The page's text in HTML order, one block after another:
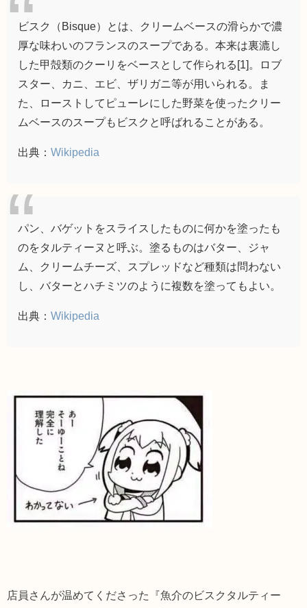
ビスク（Bisque）とは、クリームベースの滑らかで濃
厚な味わいのフランスのスープである。本来は裏漉し
した甲殻類のクーリをベースとして作られる[1]。ロブ
スター、カニ、エビ、ザリガニ等が用いられる。ま
た、ローストしてピューレにした野菜を使ったクリー
ムベースのスープもビスクと呼ばれることがある。
出典： Wikipedia
パン、バゲットをスライスしたものに何かを塗ったも
のをタルティーヌと呼ぶ。塗るものはバター、ジャ
ム、クリームチーズ、スプレッドなど種類は問わない
し、バターとハチミツのように複数を塗ってもよい。
出典： Wikipedia
店員さんが温めてくださった『魚介のビスクタルティー